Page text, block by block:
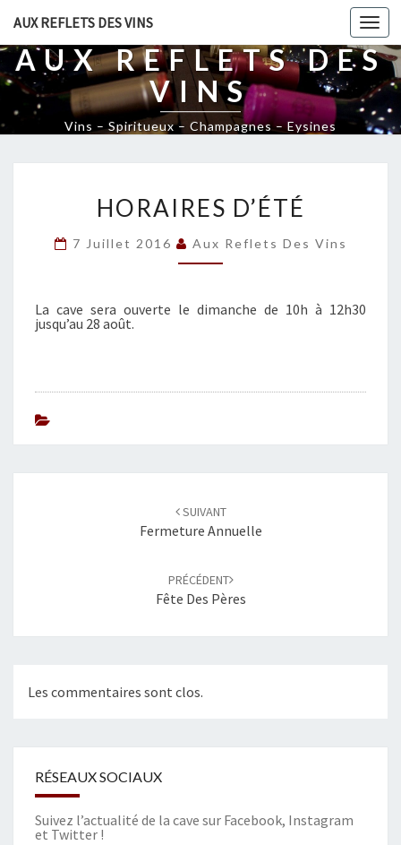
AUX REFLETS DES VINS
AUX REFLETS DES
VINS
Vins – Spiritueux – Champagnes – Eysines
O
A
I
E
HORAIRES D’ÉTÉ
7 Juillet 2016 Aux Reflets Des Vins
La cave sera ouverte le dimanche de 10h à 12h30
jusqu’au 28 août.
SUIVANT
Fermeture Annuelle
PRÉCÉDENT
Fête Des Pères
Les commentaires sont clos.
RÉSEAUX SOCIAUX
Suivez l’actualité de la cave sur Facebook, Instagram
et Twitter !